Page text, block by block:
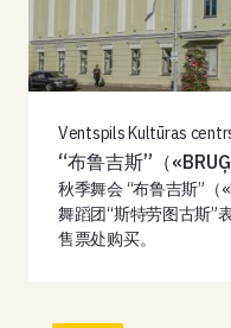
Ventspils Kultūras
“布鲁吉斯”（
秋季舞会 “布鲁吉斯”（
舞蹈团“斯特劳图古斯”
售票处购买。